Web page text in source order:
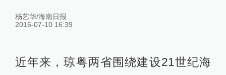
杨艺华/海南日报
2016-07-10 16:39
近年来，琼粤两省围绕建设21世纪海